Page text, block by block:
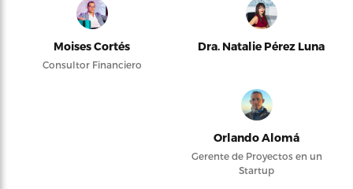
Moises Cortés
Consultor Financiero
Dra. Natalie Pérez Luna
Orlando Alomá
Gerente de Proyectos en un
Startup